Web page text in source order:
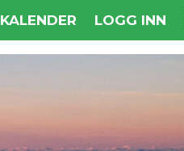
KALENDER LOGG INN